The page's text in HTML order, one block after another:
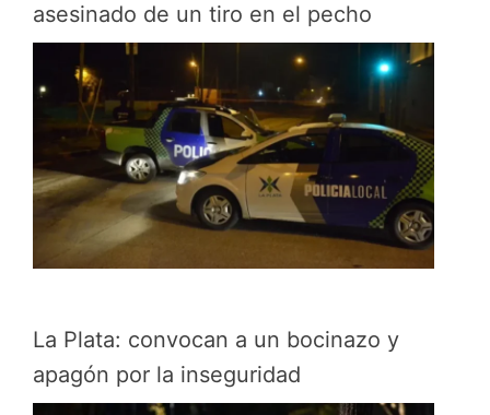
asesinado de un tiro en el pecho
La Plata: convocan a un bocinazo y
apagón por la inseguridad